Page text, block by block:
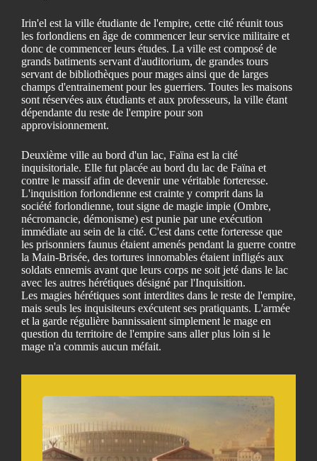
Irin'el est la ville étudiante de l'empire, cette cité réunit tous
les forlondiens en âge de commencer leur service militaire et
donc de commencer leurs études. La ville est composé de
grands batiments servant d'auditorium, de grandes tours
servant de bibliothèques pour mages ainsi que de larges
champs d'entrainement pour les guerriers. Toutes les maisons
sont réservées aux étudiants et aux professeurs, la ville étant
dépendante du reste de l'empire pour son
approvisionnement.
Deuxième ville au bord d'un lac, Faïna est la cité
inquisitoriale. Elle fut placée au bord du lac de Faïna et
contre le massif afin de devenir une véritable forteresse.
L'inquisition forlondienne est crainte y comprit dans la
société forlondienne, tout signe de magie impie (Ombre,
nécromancie, démonisme) est punie par une exécution
immédiate au sein de la cité. C'est dans cette forteresse que
les prisonniers faunus étaient amenés pendant la guerre contre
la Main-Brisée, des tortures innomables étaient infligés aux
soldats ennemis avant que leurs corps ne soit jeté dans le lac
avec les autres hérétiques désigné par l'Inquisition.
Les magies hérétiques sont interdites dans le reste de l'empire,
mais seuls les inquisiteurs exécutent ses pratiquants. L'armée
et la garde régulière bannissaient simplement le mage en
question du territoire de l'empire sans aller plus loin si le
mage n'a commis aucun méfait.